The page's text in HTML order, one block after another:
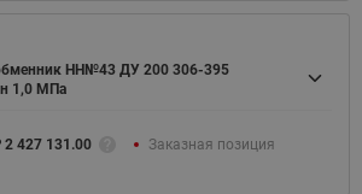
НН№43 ДУ 200 306-395
1,0 МПа
2 427 131.00 Заказная позиция